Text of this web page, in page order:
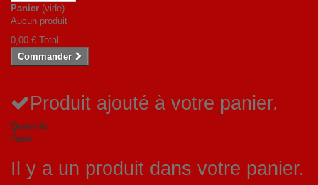
Panier (vide)
Aucun produit
0,00 € Total
Commander
Produit ajouté à votre panier.
Quantité
Total
Il y a un produit dans votre panier.